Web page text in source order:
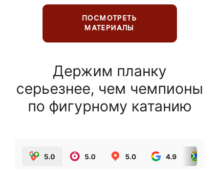
ПОСМОТРЕТЬ
МАТЕРИАЛЫ
Держим планку
серьезнее, чем чемпионы
по фигурному катанию
5.0 5.0 5.0 4.9